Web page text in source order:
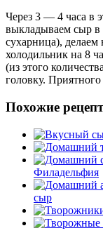
Через 3 — 4 часа в
выкладываем сыр в
сухарница),
холодильник на 8
(из этого
головку. Приятного
Похожие
Филадельфия
сыр